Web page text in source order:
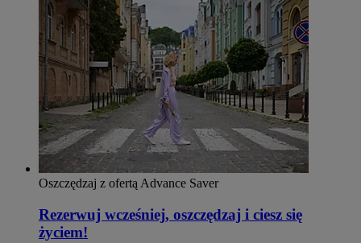
Oszczędzaj z ofertą Advance Saver
Rezerwuj wcześniej, oszczędzaj i ciesz się
życiem!